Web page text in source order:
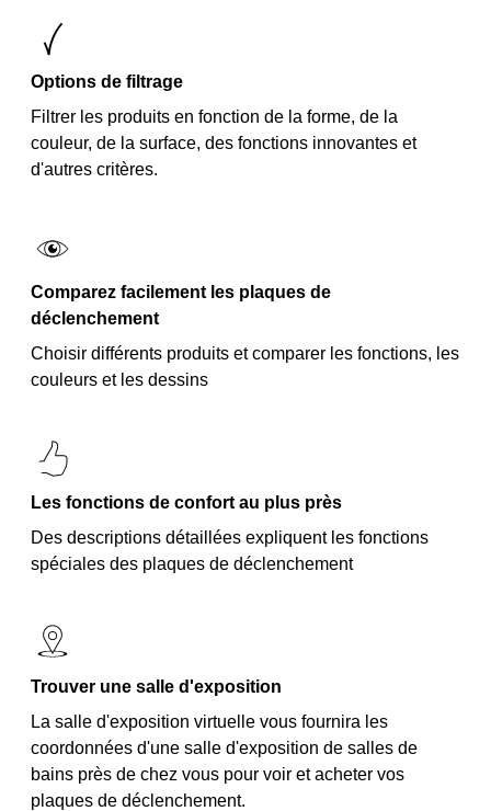
Options de filtrage
Filtrer les produits en fonction de la forme, de la
couleur, de la surface, des fonctions innovantes et
d'autres critères.
Comparez facilement les plaques de
déclenchement
Choisir différents produits et comparer les fonctions, les
couleurs et les dessins
Les fonctions de confort au plus près
Des descriptions détaillées expliquent les fonctions
spéciales des plaques de déclenchement
Trouver une salle d'exposition
La salle d'exposition virtuelle vous fournira les
coordonnées d'une salle d'exposition de salles de
bains près de chez vous pour voir et acheter vos
plaques de déclenchement.